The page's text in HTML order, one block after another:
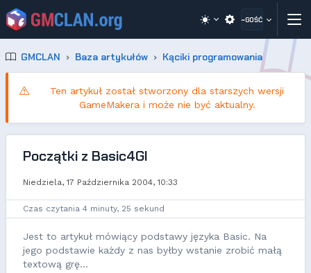
~GOŚĆ
GMCLAN Baza artykułów Kąciki programowania
Ten artykuł został stworzony dla starszych wersji
GameMakera i może nie być aktualny.
Początki z Basic4Gl
Niedziela, 17 Października 2004, 10:33
Czas czytania 4 minuty, 25 sekund
Jest to artykuł mówiący podstawy języka Basic. Na
jego podstawie każdy z nas byłby wstanie zrobić małą
textową grę...